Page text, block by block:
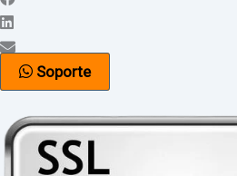
Soporte